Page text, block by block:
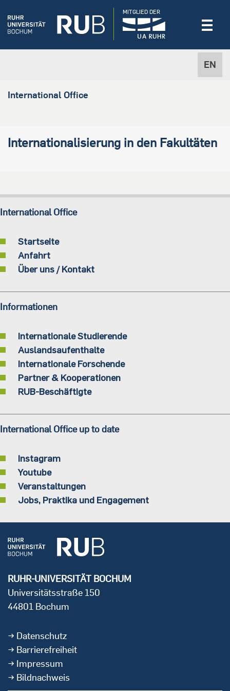
EN
MITGLIED DER
International Office
Internationalisierung in den Fakultäten
International Office
Startseite
Anfahrt
Über uns / Kontakt
Informationen
Internationale Studierende
Auslandsaufenthalte
Internationale Forschende
Partner & Kooperationen
RUB-Beschäftigte
International Office up to date
Instagram
Youtube
Veranstaltungen
Jobs, Praktika und Engagement
RUHR-UNIVERSITÄT BOCHUM
Universitätsstraße 150
44801 Bochum
Datenschutz
Barrierefreiheit
Impressum
Bildnachweis